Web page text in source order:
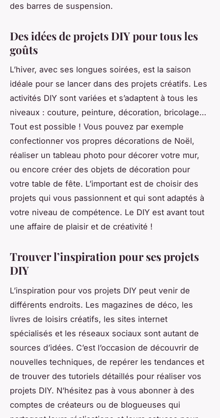
des barres de suspension.
Des idées de projets DIY pour tous les
goûts
L’hiver, avec ses longues soirées, est la saison
idéale pour se lancer dans des projets créatifs. Les
activités DIY sont variées et s’adaptent à tous les
niveaux : couture, peinture, décoration, bricolage…
Tout est possible ! Vous pouvez par exemple
confectionner vos propres décorations de Noël,
réaliser un tableau photo pour décorer votre mur,
ou encore créer des objets de décoration pour
votre table de fête. L’important est de choisir des
projets qui vous passionnent et qui sont adaptés à
votre niveau de compétence. Le DIY est avant tout
une affaire de plaisir et de créativité !
Trouver l’inspiration pour ses projets
DIY
L’inspiration pour vos projets DIY peut venir de
différents endroits. Les magazines de déco, les
livres de loisirs créatifs, les sites internet
spécialisés et les réseaux sociaux sont autant de
sources d’idées. C’est l’occasion de découvrir de
nouvelles techniques, de repérer les tendances et
de trouver des tutoriels détaillés pour réaliser vos
projets DIY. N’hésitez pas à vous abonner à des
comptes de créateurs ou de blogueuses qui